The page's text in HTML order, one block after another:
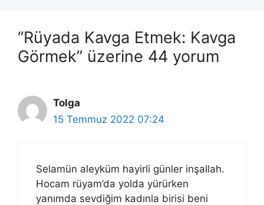
“Rüyada Kavga Etmek: Kavga
Görmek” üzerine 44 yorum
Tolga
15 Temmuz 2022 07:24
Selamün aleyküm hayirli günler inşallah.
Hocam rüyam’da yolda yürürken
yanımda sevdiğim kadınla birisi beni